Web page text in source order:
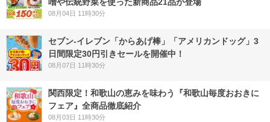
噌や伝統野菜を使った新商品21品が登場
08月04日 11時30分
セブン‐イレブン「からあげ棒」「アメリカンドッグ」3
日間限定30円引きセールを開催中！
08月07日 11時30分
関西限定！和歌山の恵みを味わう『和歌山毎度おおきに
フェア』全商品徹底紹介
08月03日 11時30分